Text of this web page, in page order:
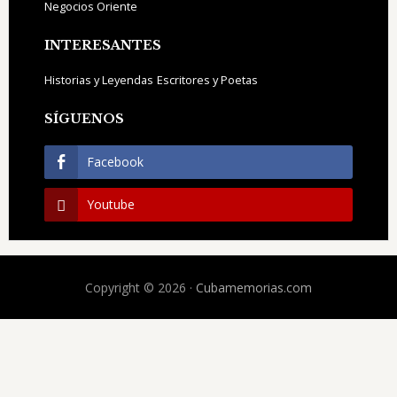
Negocios Oriente
INTERESANTES
Historias y Leyendas Escritores y Poetas
SÍGUENOS
Facebook
Youtube
Copyright © 2026 · Cubamemorias.com